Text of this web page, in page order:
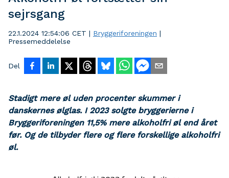
sejrsgang
22.1.2024 12:54:06 CET | Bryggeriforeningen |
Pressemeddelelse
Del
Stadigt mere øl uden procenter skummer i
danskernes ølglas. I 2023 solgte bryggerierne i
Bryggeriforeningen 11,5% mere alkoholfri øl end året
før. Og de tilbyder flere og flere forskellige alkoholfri
øl.